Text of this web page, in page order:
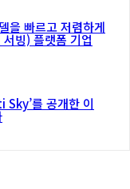
을 빠르고 저렴하게
빙) 플랫폼 기업
Sky’를 공개한 이